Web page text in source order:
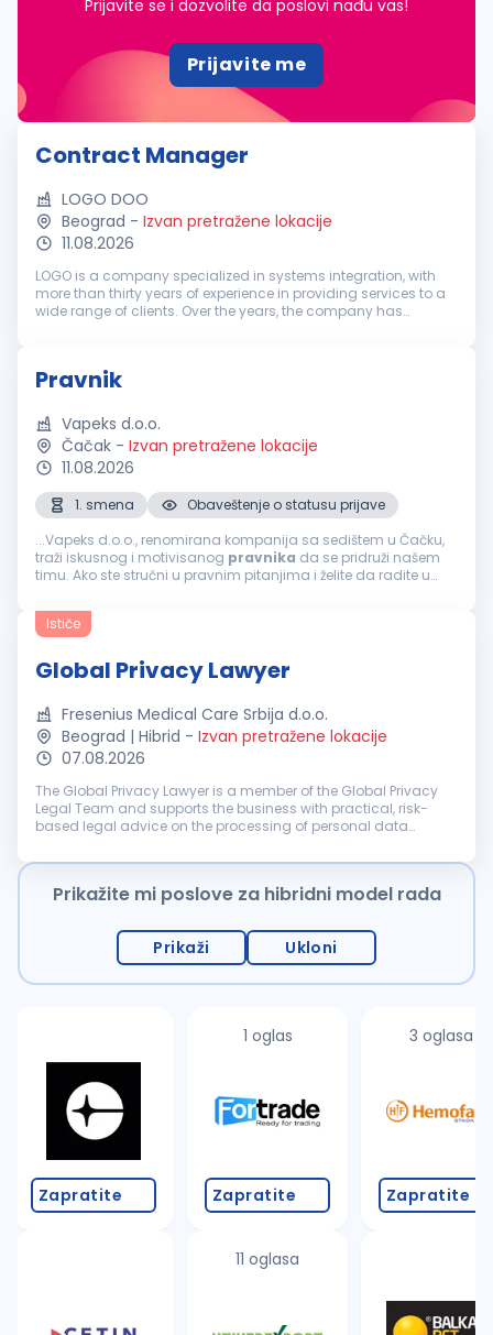
Prijavite se i dozvolite da poslovi nađu vas!
Prijavite me
Contract Manager
LOGO DOO
Beograd - Izvan pretražene lokacije
11.08.2026
LOGO is a company specialized in systems integration, with
more than thirty years of experience in providing services to a
wide range of clients. Over the years, the company has
Pravnik
Vapeks d.o.o.
Čačak - Izvan pretražene lokacije
11.08.2026
1. smena
Obaveštenje o statusu prijave
...Vapeks d.o.o., renomirana kompanija sa sedištem u Čačku,
traži iskusnog i motivisanog pravnika da se pridruži našem
timu. Ako ste stručni u pravnim pitanjima i želite da radite u
Odgovornosti...
Ističe
Global Privacy Lawyer
Fresenius Medical Care Srbija d.o.o.
Beograd | Hibrid - Izvan pretražene lokacije
07.08.2026
The Global Privacy Lawyer is a member of the Global Privacy
Legal Team and supports the business with practical, risk-
based legal advice on the processing of personal data
Information S...
Prikažite mi poslove za hibridni model rada
Prikaži Ukloni
Zapratite
1 oglas
Zapratite
11 oglasa
3 oglasa
Zapratite